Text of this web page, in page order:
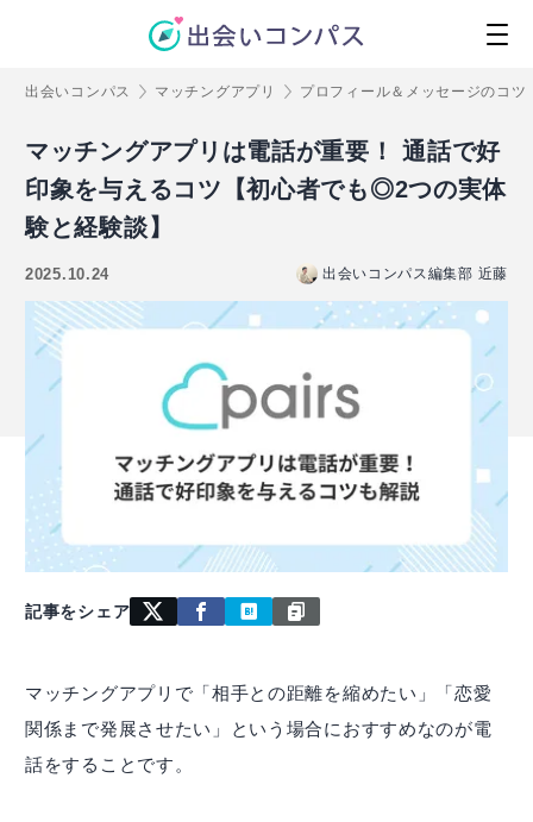
出会いコンパス マッチングアプリ プロフィール＆メッセージのコツ
マッチングアプリは電話が重要！ 通話で好
印象を与えるコツ【初心者でも◎2つの実体
験と経験談】
2025.10.24 出会いコンパス編集部 近藤
記事をシェア
マッチングアプリで「相手との距離を縮めたい」「恋愛
関係まで発展させたい」という場合におすすめなのが電
話をすることです。